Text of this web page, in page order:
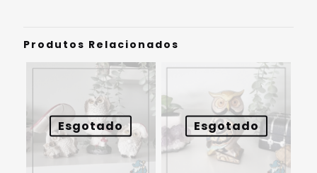
Produtos Relacionados
Esgotado Esgotado